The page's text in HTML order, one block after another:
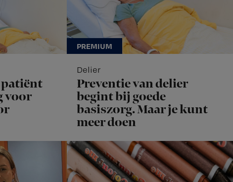
patiënt
voor
Delier
Preventie van delier
begint bij goede
basiszorg. Maar je kunt
meer doen